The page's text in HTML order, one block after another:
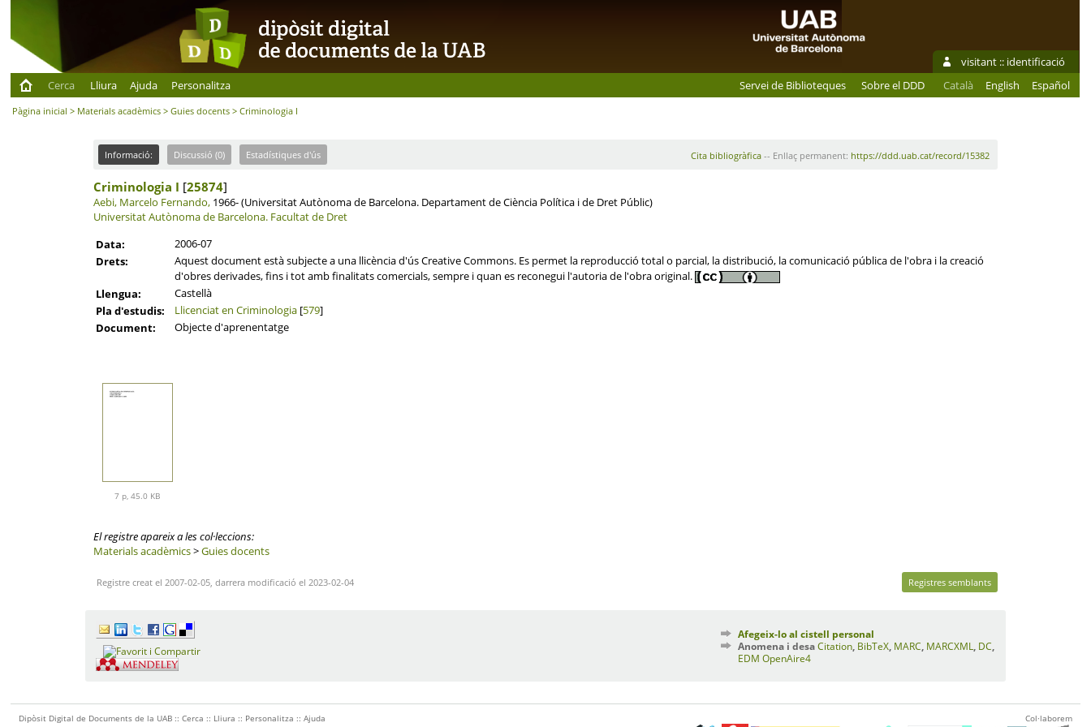
visitant :: identificació
Cerca
Lliura Ajuda Personalitza Servei de Biblioteques Sobre el DDD Català English Español
Pàgina inicial > Materials acadèmics >Guies docents > Criminologia I
Informació: Discussió (0) Estadístiques d'ús Cita bibliogràfica-- Enllaç permanent: https://ddd.uab.cat/record/15382
Criminologia I [25874]
Aebi, Marcelo Fernando,1966- (Universitat Autònoma de Barcelona. Departament de Ciència Política i de Dret Públic)
Universitat Autònoma de Barcelona. Facultat de Dret
Data:
2006-07
Drets:
Aquest document està subjecte a una llicència d'ús Creative Commons. Es permet la reproducció total o parcial, la distribució, la comunicació pública de l'obra i la creació
d'obres derivades, fins i tot amb finalitats comercials, sempre i quan es reconegui l'autoria de l'obra original.
Llengua:
Castellà
Pla d'estudis:
Llicenciat en Criminologia[579]
Document:
Objecte d'aprenentatge
7 p, 45.0 KB
El registre apareix a les col·leccions:
Materials acadèmics>Guies docents
Registre creat el 2007-02-05, darrera modificació el 2023-02-04 Registres semblants
Afegeix-lo al cistell personal
Anomena i desaCitation BibTeX MARC MARCXML DC
EDM OpenAire4
Dipòsit Digital de Documents de la UAB ::Cerca :: Lliura :: Personalitza ::Ajuda
Col·laborem